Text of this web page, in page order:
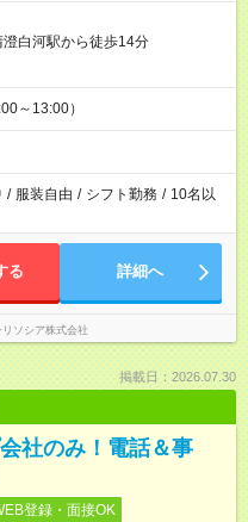
澄白河駅から徒歩14分
～13:00）
/ 服装自由 / シフト勤務 / 10名以
る 詳細へ
リソシア株式会社
掲載日：2026.07.30
社のみ！電話＆事
登録・面接OK